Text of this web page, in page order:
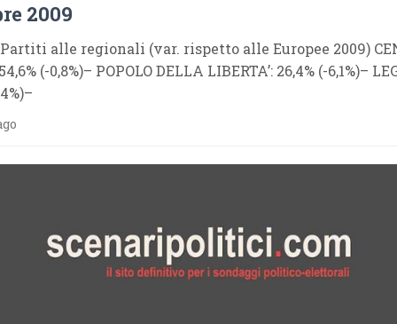
2009
alle regionali (var. rispetto alle Europee 2009)
(-0,8%)– POPOLO DELLA LIBERTA’: 26,4% (-6,1%)–